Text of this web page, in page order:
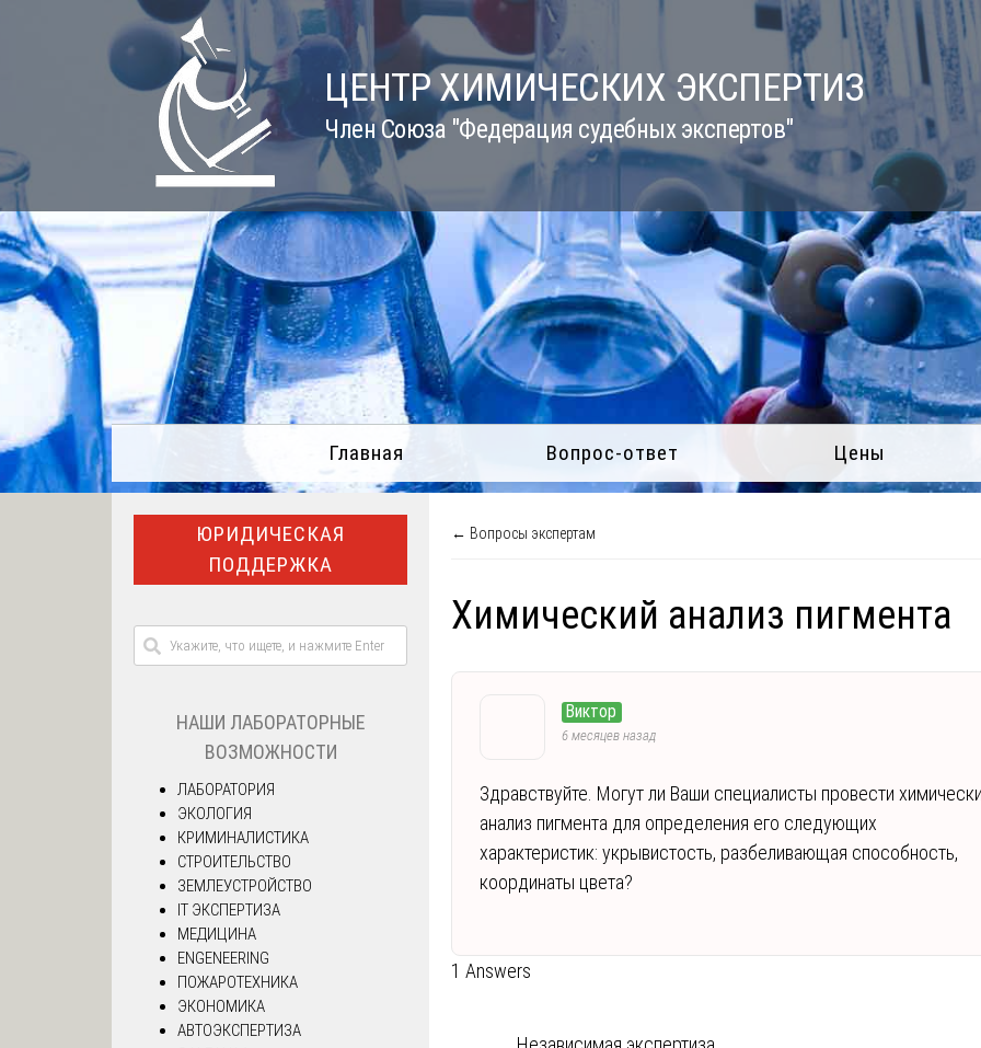
ЦЕНТР ХИМИЧЕСКИХ ЭКСПЕРТИЗ
Член Союза "Федерация судебных экспертов"
Главная Вопрос-ответ Цены
← Вопросы экспертам
Химический анализ пигмента
Виктор
6 месяцев назад
Здравствуйте. Могут ли Ваши специалисты провести
анализ пигмента для определения его следующих
характеристик: укрывистость, разбеливающая способность,
координаты цвета?
1 Answers
ЮРИДИЧЕСКАЯ
ПОДДЕРЖКА
НАШИ ЛАБОРАТОРНЫЕ
ВОЗМОЖНОСТИ
ЛАБОРАТОРИЯ
ЭКОЛОГИЯ
КРИМИНАЛИСТИКА
СТРОИТЕЛЬСТВО
ЗЕМЛЕУСТРОЙСТВО
IT ЭКСПЕРТИЗА
МЕДИЦИНА
ENGENEERING
ПОЖАРОТЕХНИКА
ЭКОНОМИКА
АВТОЭКСПЕРТИЗА